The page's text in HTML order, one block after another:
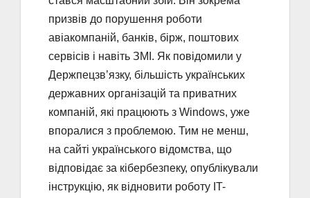
призвів до порушення роботи
авіакомпаній, банків, бірж, поштових
сервісів і навіть ЗМІ. Як повідомили у
Держпецзв’язку, більшість українських
державних організацій та приватних
компаній, які працюють з Windows, уже
впоралися з проблемою. Тим не менш,
на сайті українського відомства, що
відповідає за кібербезпеку, опублікували
інструкцію, як відновити роботу IT-